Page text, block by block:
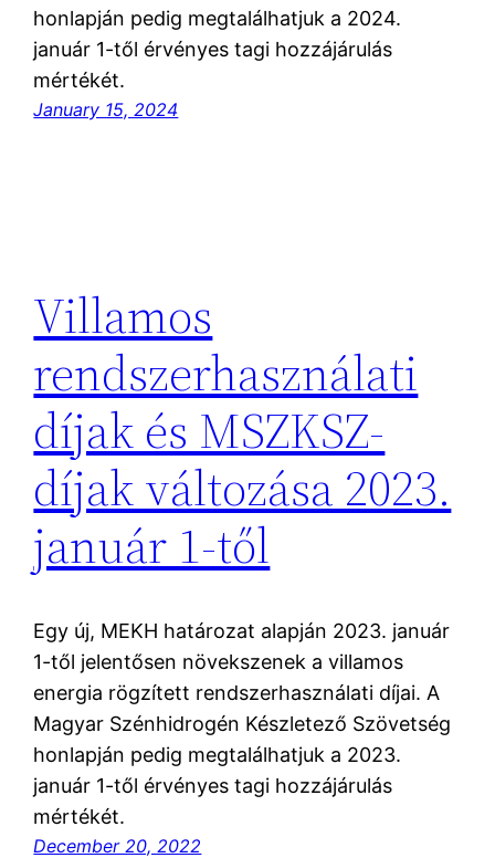
honlapján pedig megtalálhatjuk a 2024.
január 1-től érvényes tagi hozzájárulás
mértékét.
January 15, 2024
Villamos
rendszerhasználati
díjak és MSZKSZ-
díjak változása 2023.
január 1-től
Egy új, MEKH határozat alapján 2023. január
1-től jelentősen növekszenek a villamos
energia rögzített rendszerhasználati díjai. A
Magyar Szénhidrogén Készletező Szövetség
honlapján pedig megtalálhatjuk a 2023.
január 1-től érvényes tagi hozzájárulás
mértékét.
December 20, 2022